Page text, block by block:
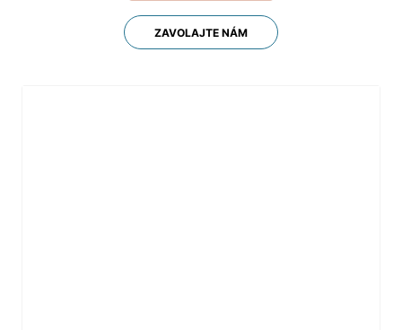
ZAVOLAJTE NÁM